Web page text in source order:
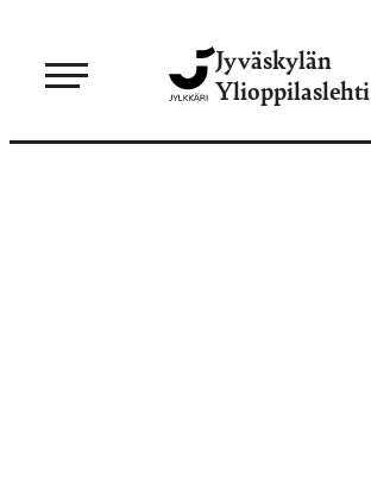
sisältöön
Jyväskylän
Ylioppilaslehti